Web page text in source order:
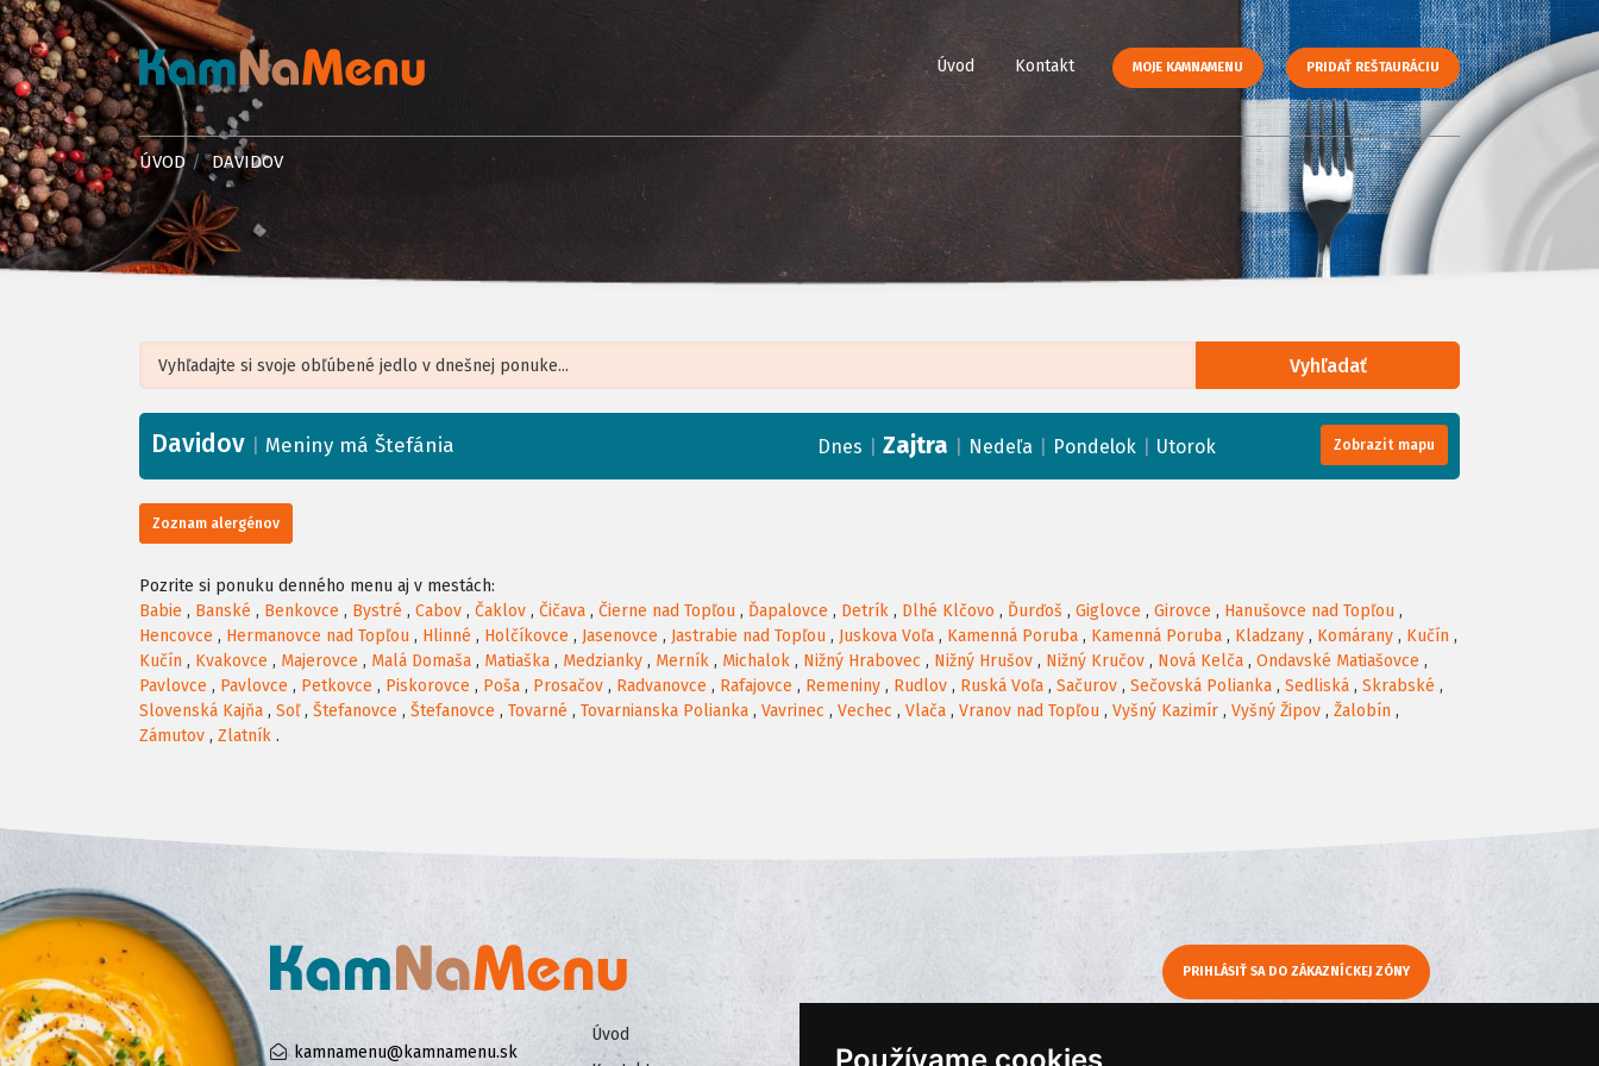
Úvod Kontakt MOJE KAMNAMENU PRIDAŤ REŠTAURÁCIU
ÚVOD DAVIDOV
Vyhľadať
+
−
Davidov Meniny má Štefánia Dnes Zajtra Nedeľa Pondelok Utorok Zobrazit mapu
Zoznam alergénov
Pozrite si ponuku denného menu aj v mestách:
Babie , Banské , Benkovce , Bystré , Cabov , Čaklov , Čičava , Čierne nad Topľou , Ďapalovce , Detrík , Dlhé Klčovo , Ďurďoš , Giglovce , Girovce , Hanušovce nad Topľou ,
Hencovce , Hermanovce nad Topľou , Hlinné , Holčíkovce , Jasenovce , Jastrabie nad Topľou , Juskova Voľa , Kamenná Poruba , Kamenná Poruba , Kladzany , Komárany , Kučín ,
Kučín , Kvakovce , Majerovce , Malá Domaša , Matiaška , Medzianky , Merník , Michalok , Nižný Hrabovec , Nižný Hrušov , Nižný Kručov , Nová Kelča , Ondavské Matiašovce ,
Pavlovce , Pavlovce , Petkovce , Piskorovce , Poša , Prosačov , Radvanovce , Rafajovce , Remeniny , Rudlov , Ruská Voľa , Sačurov , Sečovská Polianka , Sedliská , Skrabské ,
Slovenská Kajňa , Soľ, Štefanovce , Štefanovce , Tovarné , Tovarnianska Polianka , Vavrinec , Vechec , Vlača , Vranov nad Topľou , Vyšný Kazimír , Vyšný Žipov , Žalobín ,
Zámutov , Zlatník .
kamnamenu@kamnamenu.sk
PRIHLÁSIŤ SA DO ZÁKAZNÍCKEJ ZÓNY
Úvod